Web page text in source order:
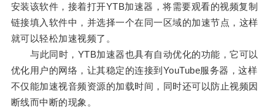
安装该软件，接着打开YTB加速器，将需要观看的视频复制
链接填入软件中，并选择一个在同一区域的加速节点，这样
就可以轻松加速视频了。
与此同时，YTB加速器也具有自动优化的功能，它可以
优化用户的网络，让其稳定的连接到YouTube服务器，这样
不仅能加速视音频资源的加载时间，同时还可以防止视频因
断线而中断的现象。